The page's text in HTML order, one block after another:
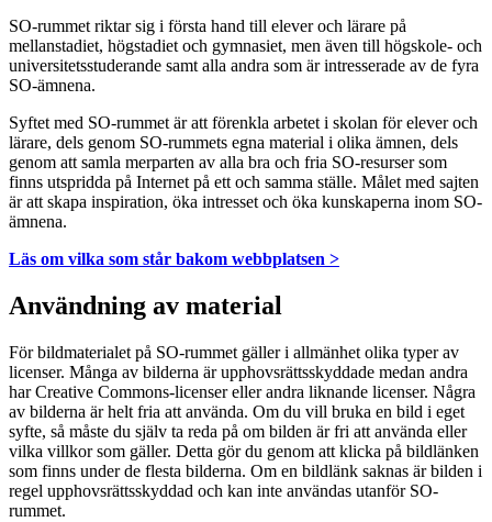
SO-rummet riktar sig i första hand till elever och lärare på
mellanstadiet, högstadiet och gymnasiet, men även till högskole- och
universitetsstuderande samt alla andra som är intresserade av de fyra
SO-ämnena.
Syftet med SO-rummet är att förenkla arbetet i skolan för elever och
lärare, dels genom SO-rummets egna material i olika ämnen, dels
genom att samla merparten av alla bra och fria SO-resurser som
finns utspridda på Internet på ett och samma ställe. Målet med sajten
är att skapa inspiration, öka intresset och öka kunskaperna inom SO-
ämnena.
Läs om vilka som står bakom webbplatsen >
Användning av material
För bildmaterialet på SO-rummet gäller i allmänhet olika typer av
licenser. Många av bilderna är upphovsrättsskyddade medan andra
har Creative Commons-licenser eller andra liknande licenser. Några
av bilderna är helt fria att använda. Om du vill bruka en bild i eget
syfte, så måste du själv ta reda på om bilden är fri att använda eller
vilka villkor som gäller. Detta gör du genom att klicka på bildlänken
som finns under de flesta bilderna. Om en bildlänk saknas är bilden i
regel upphovsrättsskyddad och kan inte användas utanför SO-
rummet.